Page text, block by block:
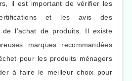
il est important de vérifier les
et les avis des
de l’achat de produits. Il existe
marques recommandées
pour les produits ménagers
à faire le meilleur choix pour